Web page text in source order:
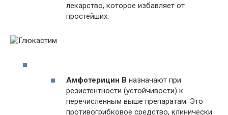
лекарство, которое избавляет от
простейших.
Амфотерицин В назначают при
резистентности (устойчивости) к
перечисленным выше препаратам. Это
противогрибковое средство, клинически